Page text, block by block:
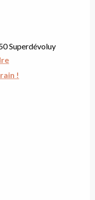
Superdévoluy
!